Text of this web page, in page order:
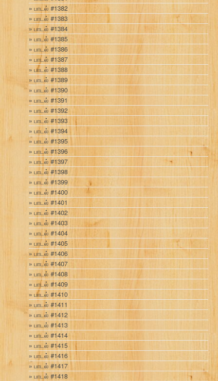
பாடல் #1382
பாடல் #1383
பாடல் #1384
பாடல் #1385
பாடல் #1386
பாடல் #1387
பாடல் #1388
பாடல் #1389
பாடல் #1390
பாடல் #1391
பாடல் #1392
பாடல் #1393
பாடல் #1394
பாடல் #1395
பாடல் #1396
பாடல் #1397
பாடல் #1398
பாடல் #1399
பாடல் #1400
பாடல் #1401
பாடல் #1402
பாடல் #1403
பாடல் #1404
பாடல் #1405
பாடல் #1406
பாடல் #1407
பாடல் #1408
பாடல் #1409
பாடல் #1410
பாடல் #1411
பாடல் #1412
பாடல் #1413
பாடல் #1414
பாடல் #1415
பாடல் #1416
பாடல் #1417
பாடல் #1418